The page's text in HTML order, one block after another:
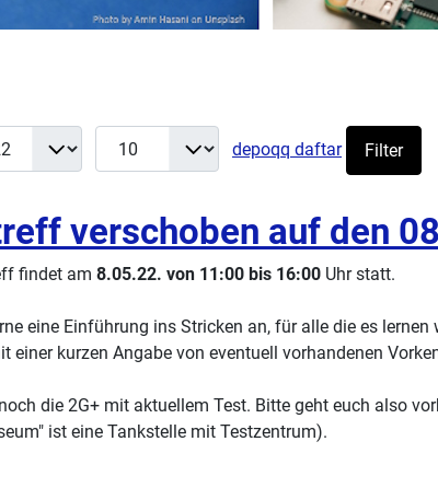
Anzeige #
depoqq daftar Filter
verschoben auf den
findet am 8.05.22. von 11:00 bis 16:00 Uhr statt.
eine Einführung ins Stricken an, für alle die es
einer kurzen Angabe von eventuell vorhandenen
die 2G+ mit aktuellem Test. Bitte geht euch also
ist eine Tankstelle mit Testzentrum).